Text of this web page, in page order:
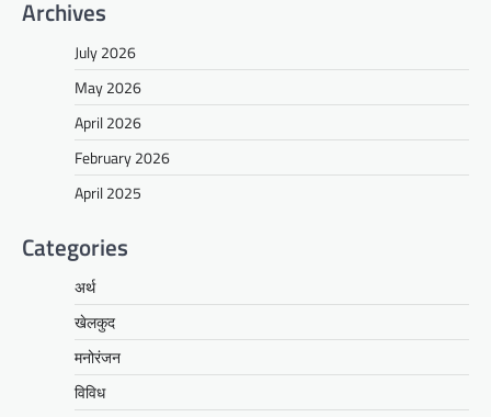
Archives
July 2026
May 2026
April 2026
February 2026
April 2025
Categories
अर्थ
खेलकुद
मनोरंजन
विविध